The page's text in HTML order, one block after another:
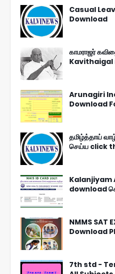
Casual
Download
காமராஜர்
Kavithaigal
Arunagiri
Download
தமிழ்த்தாய்
செய்ய click
Kalanjiyam
download
NMMS SAT
Download
7th std -